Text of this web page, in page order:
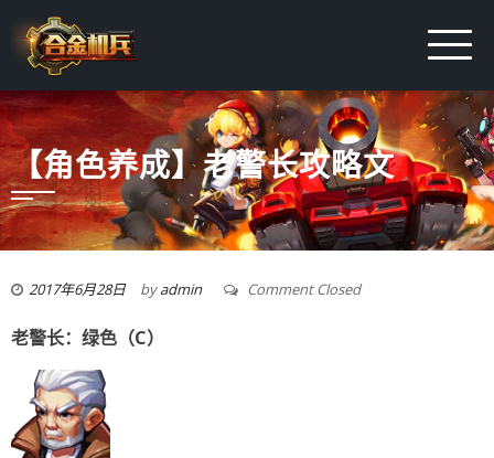
【角色养成】老警长攻略文
2017年6月28日 byadmin Comment Closed
老警长：绿色（C）